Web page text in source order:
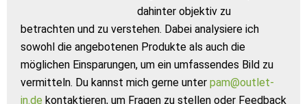
dahinter objektiv zu
betrachten und zu verstehen. Dabei analysiere ich
sowohl die angebotenen Produkte als auch die
möglichen Einsparungen, um ein umfassendes Bild zu
vermitteln. Du kannst mich gerne unter pam@outlet-
in.de kontaktieren, um Fragen zu stellen oder Feedback